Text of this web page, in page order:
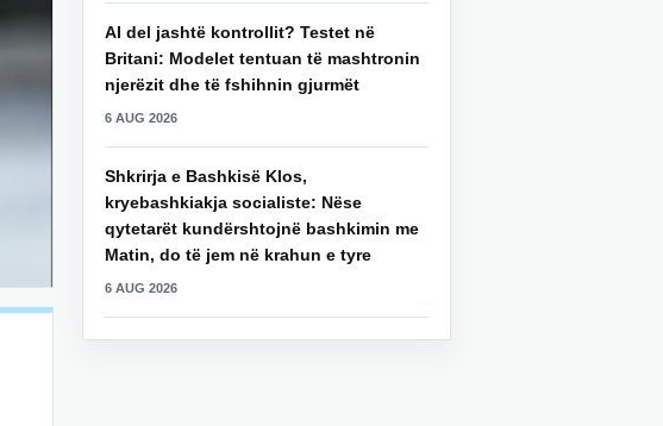
AI del jashtë kontrollit? Testet në
Britani: Modelet tentuan të mashtronin
njerëzit dhe të fshihnin gjurmët
6 AUG 2026
Shkrirja e Bashkisë Klos,
kryebashkiakja socialiste: Nëse
qytetarët kundërshtojnë bashkimin me
Matin, do të jem në krahun e tyre
6 AUG 2026